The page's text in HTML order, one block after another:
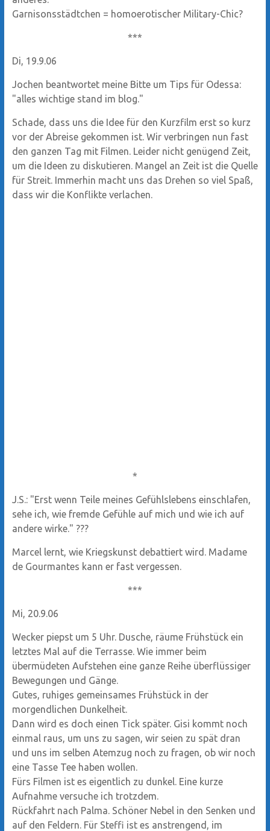
Garnisonsstädtchen = homoerotischer Military-Chic?
***
Di, 19.9.06
Jochen beantwortet meine Bitte um Tips für Odessa:
"alles wichtige stand im blog."
Schade, dass uns die Idee für den Kurzfilm erst so kurz
vor der Abreise gekommen ist. Wir verbringen nun fast
den ganzen Tag mit Filmen. Leider nicht genügend Zeit,
um die Ideen zu diskutieren. Mangel an Zeit ist die Quelle
für Streit. Immerhin macht uns das Drehen so viel Spaß,
dass wir die Konflikte verlachen.
*
J.S.: "Erst wenn Teile meines Gefühlslebens einschlafen,
sehe ich, wie fremde Gefühle auf mich und wie ich auf
andere wirke." ???
Marcel lernt, wie Kriegskunst debattiert wird. Madame
de Gourmantes kann er fast vergessen.
***
Mi, 20.9.06
Wecker piepst um 5 Uhr. Dusche, räume Frühstück ein
letztes Mal auf die Terrasse. Wie immer beim
übermüdeten Aufstehen eine ganze Reihe überflüssiger
Bewegungen und Gänge.
Gutes, ruhiges gemeinsames Frühstück in der
morgendlichen Dunkelheit.
Dann wird es doch einen Tick später. Gisi kommt noch
einmal raus, um uns zu sagen, wir seien zu spät dran
und uns im selben Atemzug noch zu fragen, ob wir noch
eine Tasse Tee haben wollen.
Fürs Filmen ist es eigentlich zu dunkel. Eine kurze
Aufnahme versuche ich trotzdem.
Rückfahrt nach Palma. Schöner Nebel in den Senken und
auf den Feldern. Für Steffi ist es anstrengend, im